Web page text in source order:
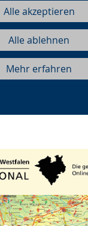
Alle akzeptieren
Alle ablehnen
Mehr erfahren